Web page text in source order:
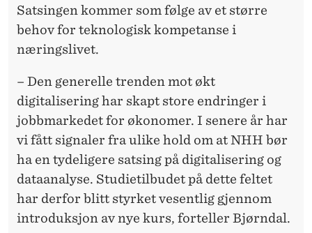
Satsingen kommer som følge av et større
behov for teknologisk kompetanse i
næringslivet.
– Den generelle trenden mot økt
digitalisering har skapt store endringer i
jobbmarkedet for økonomer. I senere år har
vi fått signaler fra ulike hold om at NHH bør
ha en tydeligere satsing på digitalisering og
dataanalyse. Studietilbudet på dette feltet
har derfor blitt styrket vesentlig gjennom
introduksjon av nye kurs, forteller Bjørndal.